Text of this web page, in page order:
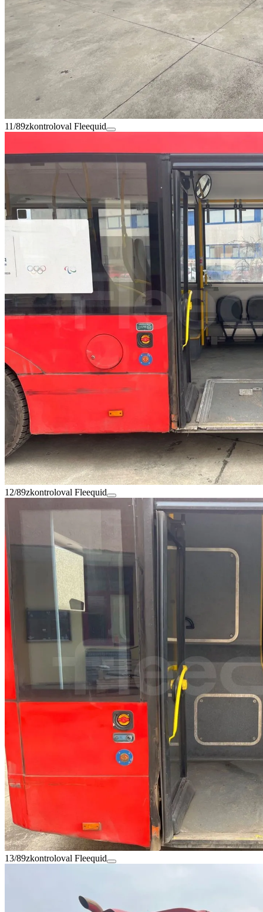
11/89zkontroloval Fleequid
12/89zkontroloval Fleequid
13/89zkontroloval Fleequid